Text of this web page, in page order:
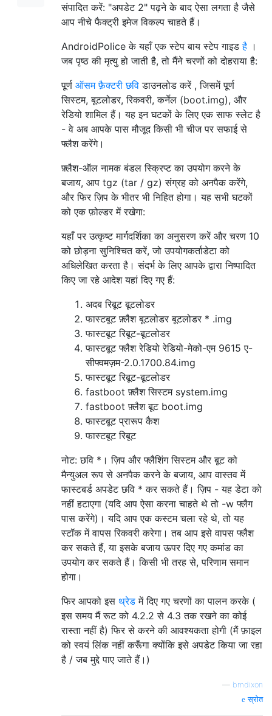
संपादित करें: "अपडेट 2" पढ़ने के बाद ऐसा लगता है जैसे
आप नीचे फैक्ट्री इमेज विकल्प चाहते हैं।
AndroidPolice के यहाँ एक स्टेप बाय स्टेप गाइडहै ।
जब पृष्ठ की मृत्यु हो जाती है, तो मैंने चरणों को दोहराया है:
पूर्ण ऑसम फ़ैक्टरी छवि डाउनलोड करें , जिसमें पूर्ण
सिस्टम, बूटलोडर, रिकवरी, कर्नेल (boot.img), और
रेडियो शामिल हैं। यह इन घटकों के लिए एक साफ स्लेट है
- वे अब आपके पास मौजूद किसी भी चीज पर सफाई से
फ्लैश करेंगे।
फ़्लैश-ऑल नामक बंडल स्क्रिप्ट का उपयोग करने के
बजाय, आप tgz (tar / gz) संग्रह को अनपैक करेंगे,
और फिर ज़िप के भीतर भी निहित होगा। यह सभी घटकों
को एक फ़ोल्डर में रखेगा:
यहाँ पर उत्कृष्ट मार्गदर्शिका का अनुसरण करें और चरण 10
को छोड़ना सुनिश्चित करें, जो उपयोगकर्ताडेटा को
अधिलेखित करता है। संदर्भ के लिए आपके द्वारा निष्पादित
किए जा रहे आदेश यहां दिए गए हैं:
अदब रिबूट बूटलोडर
फास्टबूट फ़्लैश बूटलोडर बूटलोडर * .img
फास्टबूट रिबूट-बूटलोडर
फास्टबूट फ्लैश रेडियो रेडियो-मेको-एम 9615 ए-
सीफ्वमज़म-2.0.1700.84.img
फास्टबूट रिबूट-बूटलोडर
fastboot फ़्लैश सिस्टम system.img
fastboot फ़्लैश बूट boot.img
फास्टबूट प्रारूप कैश
फास्टबूट रिबूट
नोट: छवि *। ज़िप और फ्लैशिंग सिस्टम और बूट को
मैन्युअल रूप से अनपैक करने के बजाय, आप वास्तव में
फास्टबर्ड अपडेट छवि * कर सकते हैं। ज़िप - यह डेटा को
नहीं हटाएगा (यदि आप ऐसा करना चाहते थे तो -w फ्लैग
पास करेंगे)। यदि आप एक कस्टम चला रहे थे, तो यह
स्टॉक में वापस रिकवरी करेगा। तब आप इसे वापस फ्लैश
कर सकते हैं, या इसके बजाय ऊपर दिए गए कमांड का
उपयोग कर सकते हैं। किसी भी तरह से, परिणाम समान
होगा।
फिर आपको इस थ्रेड में दिए गए चरणों का पालन करके (
इस समय मैं रूट को 4.2.2 से 4.3 तक रखने का कोई
रास्ता नहीं है) फिर से करने की आवश्यकता होगी (मैं फ़ाइल
को स्वयं लिंक नहीं करूँगा क्योंकि इसे अपडेट किया जा रहा
है / जब मुद्दे पाए जाते हैं।)
bmdixon
स्रोत